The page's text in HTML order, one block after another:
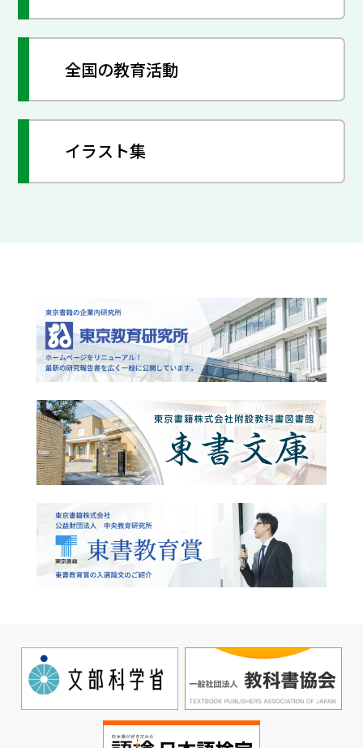
全国の教育活動
イラスト集